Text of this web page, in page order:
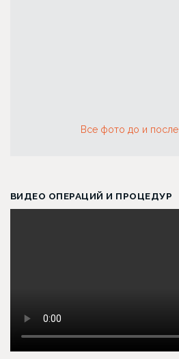
Все фото до и после
ВИДЕО ОПЕРАЦИЙ И ПРОЦЕДУР